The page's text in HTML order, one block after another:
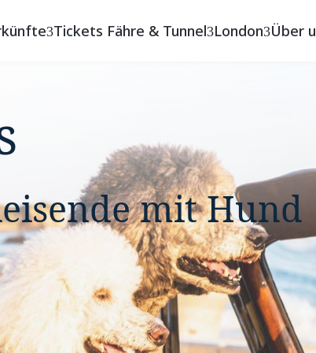
Tickets Fähre & Tunnel London Über
mit Hund